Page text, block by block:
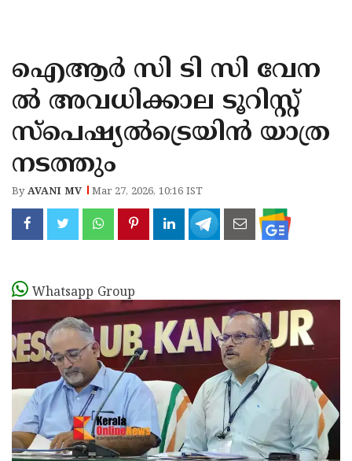
KANNUR
KASARAGOD
ഐആർ സി ടി സി വേന
ൽ അവധിക്കാല ടൂറിസ്റ്റ്
സ്പെഷ്യൽട്രെയിൻ യാത്ര
നടത്തും
ByAVANI MV Mar 27, 2026, 10:16 IST
Whatsapp Group